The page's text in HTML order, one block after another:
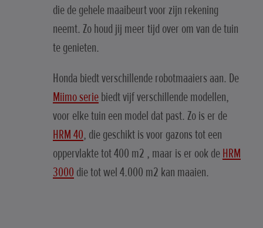
die de gehele maaibeurt voor zijn rekening
neemt. Zo houd jij meer tijd over om van de tuin
te genieten.
Honda biedt verschillende robotmaaiers aan. De
Miimo seriebiedt vijf verschillende modellen,
voor elke tuin een model dat past. Zo is er de
HRM 40, die geschikt is voor gazons tot een
oppervlakte tot 400 m2 , maar is er ook deHRM
3000 die tot wel 4.000 m2 kan maaien.